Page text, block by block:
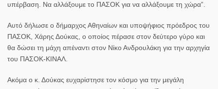
υπέρβαση. Να αλλάξουμε το ΠΑΣΟΚ για να αλλάξουμε τη χώρα”.
Αυτό δήλωσε ο δήμαρχος Αθηναίων και υποψήφιος πρόεδρος του
ΠΑΣΟΚ, Χάρης Δούκας, ο οποίος πέρασε στον δεύτερο γύρο και
θα δώσει τη μάχη απέναντι στον Νίκο Ανδρουλάκη για την αρχηγία
του ΠΑΣΟΚ-ΚΙΝΑΛ.
Ακόμα ο κ. Δούκας ευχαρίστησε τον κόσμο για την μεγάλη